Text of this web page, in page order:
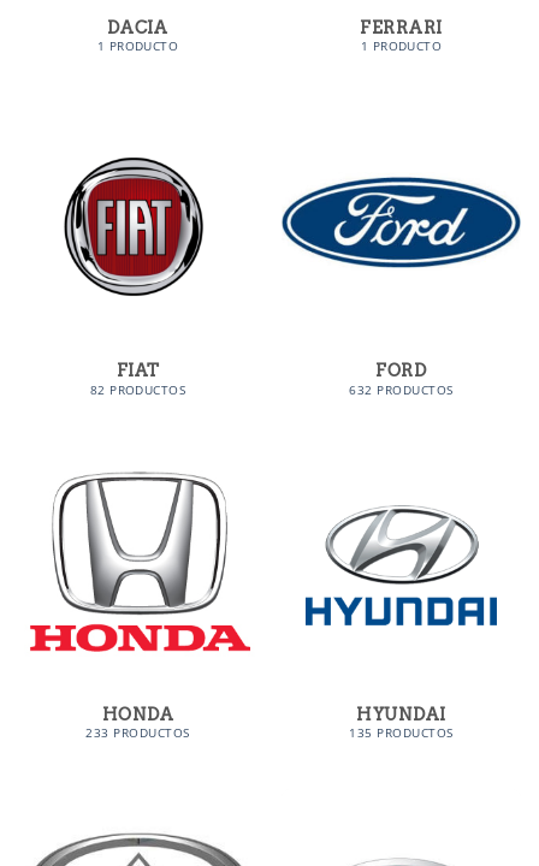
DACIA
1 PRODUCTO
FERRARI
1 PRODUCTO
FIAT
82 PRODUCTOS
FORD
632 PRODUCTOS
HONDA
233 PRODUCTOS
HYUNDAI
135 PRODUCTOS